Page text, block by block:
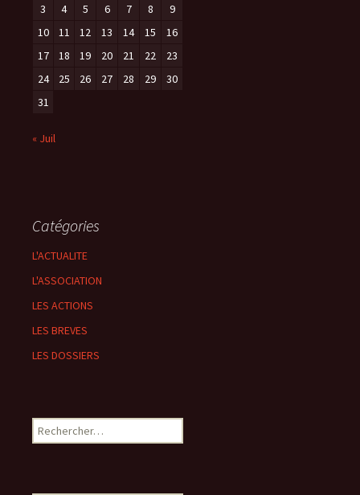
3
4 5 6 7 8
9
10
11 12 13 14 15
16
17
18 19 20 21 22
23
24
25 26 27 28 29
30
31
« Juil
Catégories
L'ACTUALITE
L'ASSOCIATION
LES ACTIONS
LES BREVES
LES DOSSIERS
Rechercher :